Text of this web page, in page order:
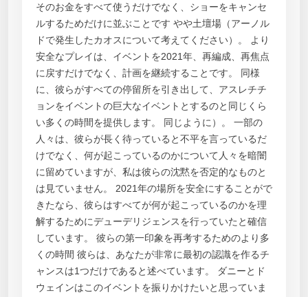
そのお金をすべて使うだけでなく、ショーをキャンセ
ルするためだけに並ぶことです やや土壇場（アーノル
ドで発生したカオスについて考えてください）。 より
安全なプレイは、イベントを2021年、再編成、再焦点
に戻すだけでなく、計画を継続することです。 同様
に、彼らがすべての停留所を引き出して、アスレチチ
ョンをイベントの巨大なイベントとするのと同じくら
い多くの時間を提供します。 同じように）。 一部の
人々は、彼らが長く待っていると不平を言っているだ
けでなく、何が起こっているのかについて人々を暗闇
に留めていますが、私は彼らの沈黙を否定的なものと
は見ていません。 2021年の場所を安全にすることがで
きたなら、彼らはすべてが何が起こっているのかを理
解するためにデューデリジェンスを行っていたと確信
しています。 彼らの第一印象を再考するためのより多
くの時間 彼らは、あなたが非常に最初の認識を作るチ
ャンスは1つだけであると述べています。 ダニーとド
ウェインはこのイベントを振りかけたいと思っていま